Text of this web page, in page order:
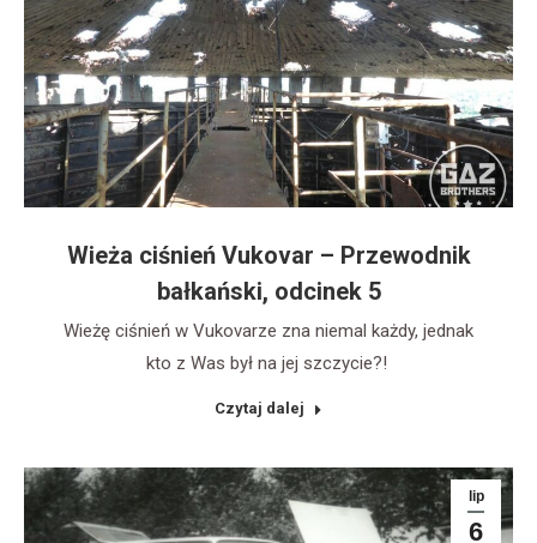
Wieża ciśnień Vukovar – Przewodnik
bałkański, odcinek 5
Wieżę ciśnień w Vukovarze zna niemal każdy, jednak
kto z Was był na jej szczycie?!
Czytaj dalej
lip
6